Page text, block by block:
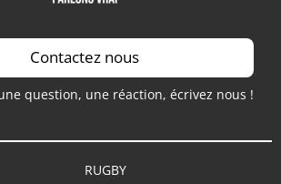
Contactez nous
question, une réaction, écrivez nous !
RUGBY